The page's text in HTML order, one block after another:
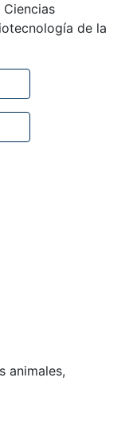
de la
animales,